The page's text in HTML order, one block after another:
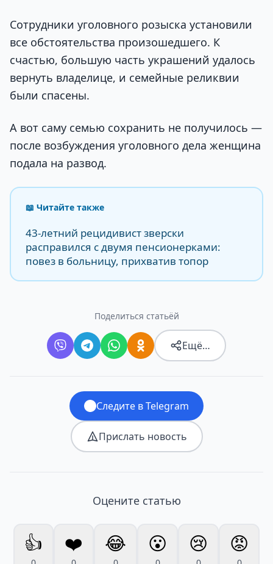
Сотрудники уголовного розыска установили
все обстоятельства произошедшего. К
счастью, большую часть украшений удалось
вернуть владелице, и семейные реликвии
были спасены.
А вот саму семью сохранить не получилось —
после возбуждения уголовного дела женщина
подала на развод.
📖 Читайте также
43-летний рецидивист зверски
расправился с двумя пенсионерками:
повез в больницу, прихватив топор
Поделиться статьёй
Ещё…
Следите в Telegram
Прислать новость
Оцените статью
👍 ❤️ 😂 😮 😢 😡